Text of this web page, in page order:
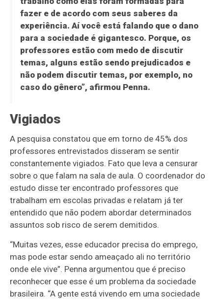
fazer e de acordo com seus saberes da
experiência. Aí você está falando que o dano
para a sociedade é gigantesco. Porque, os
professores estão com medo de discutir
temas, alguns estão sendo prejudicados e
não podem discutir temas, por exemplo, no
caso do gênero”, afirmou Penna.
Vigiados
A pesquisa constatou que em torno de 45% dos
professores entrevistados disseram se sentir
constantemente vigiados. Fato que leva a censurar
sobre o que falam na sala de aula. O coordenador do
estudo disse ter encontrado professores que
trabalham em escolas privadas e relatam já ter
entendido que não podem abordar determinados
assuntos sob risco de serem demitidos.
“Muitas vezes, esse educador precisa do emprego,
mas pode estar sendo ameaçado ali no território
onde ele vive”. Penna argumentou que é preciso
reconhecer que esse é um problema da sociedade
brasileira. “A gente está vivendo em uma sociedade